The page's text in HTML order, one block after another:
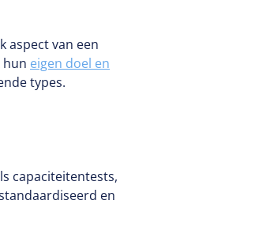
aspect van een
hun eigen doel en
types.
capaciteitentests,
en